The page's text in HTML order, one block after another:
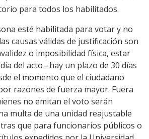
para todos los habilitados.
esté habilitada para votar y no
causas válidas de justificación son
o imposibilidad física, estar
del acto –hay un plazo de 30 días
el momento que el ciudadano
razones de fuerza mayor. Fuera
no emitan el voto serán
multa de una unidad reajustable
que para funcionarios públicos o